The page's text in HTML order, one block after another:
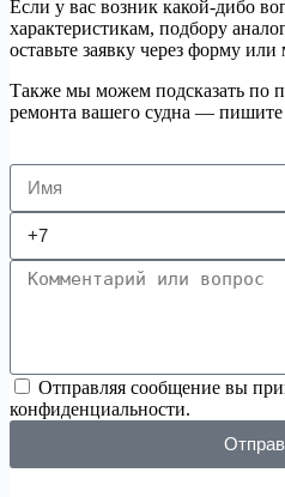
Если у вас возник какой-дибо
характеристикам, подбору
оставьте заявку через форму
Также мы можем подсказать по
ремонта вашего судна —
Отправляя сообщение вы
конфиденциальности.